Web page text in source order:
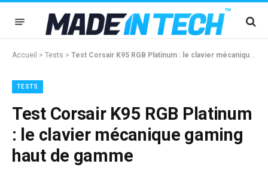
Accueil > Tests > Test Corsair K95 RGB Platinum : le clavier mécanique gaming haut de gamme
TESTS
Test Corsair K95 RGB Platinum
: le clavier mécanique gaming
haut de gamme